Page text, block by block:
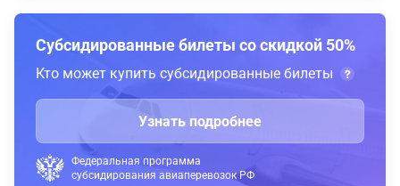
Субсидированные билеты со скидкой 50%
Кто может купить субсидированные билеты
Узнать подробнее
Федеральная программа
субсидирования авиаперевозок РФ